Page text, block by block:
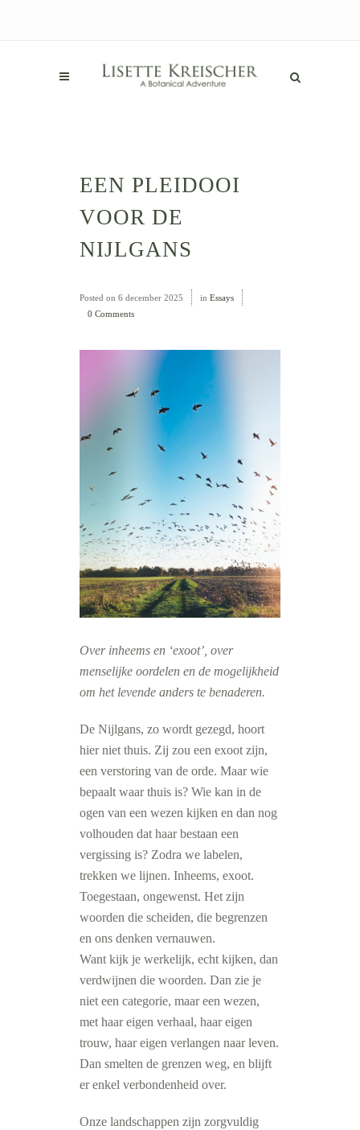
EEN PLEIDOOI
VOOR DE
NIJLGANS
Posted on 6 december 2025 in Essays
0 Comments
Over inheems en ‘exoot’, over
menselijke oordelen en de mogelijkheid
om het levende anders te benaderen.
De Nijlgans, zo wordt gezegd, hoort
hier niet thuis. Zij zou een exoot zijn,
een verstoring van de orde. Maar wie
bepaalt waar thuis is? Wie kan in de
ogen van een wezen kijken en dan nog
volhouden dat haar bestaan een
vergissing is? Zodra we labelen,
trekken we lijnen. Inheems, exoot.
Toegestaan, ongewenst. Het zijn
woorden die scheiden, die begrenzen
en ons denken vernauwen.
Want kijk je werkelijk, echt kijken, dan
verdwijnen die woorden. Dan zie je
niet een categorie, maar een wezen,
met haar eigen verhaal, haar eigen
trouw, haar eigen verlangen naar leven.
Dan smelten de grenzen weg, en blijft
er enkel verbondenheid over.
Onze landschappen zijn zorgvuldig